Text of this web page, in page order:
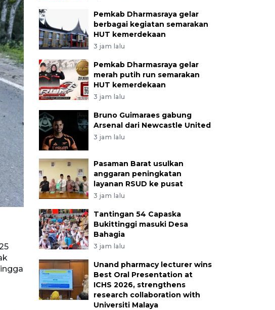
Foto udara pengendara melintasi jalan Padang Koto
retak di Salareh Aia, Agam, Sumatera Barat, Kamis (19/2/
Palembayan yang merupakan lokasi terdampak banjir
lalu dan sekaligus jalan alternatif Padang Koto Gadang-
dan terban di beberapa titik akibat tingginya curah hujan
membahayakan pengendara yang melintas. ANTARA
Pemkab Dharmasraya gelar
berbagai kegiatan semarakan
HUT kemerdekaan
3 jam lalu
Pemkab Dharmasraya gelar
merah putih run semarakan
HUT kemerdekaan
3 jam lalu
Bruno Guimaraes gabung
Arsenal dari Newcastle United
3 jam lalu
Pasaman Barat usulkan
anggaran peningkatan
layanan RSUD ke pusat
3 jam lalu
Tantingan 54 Capaska
Bukittinggi masuki Desa
Bahagia
3 jam lalu
Unand pharmacy lecturer wins
Best Oral Presentation at
ICHS 2026, strengthens
research collaboration with
Universiti Malaya